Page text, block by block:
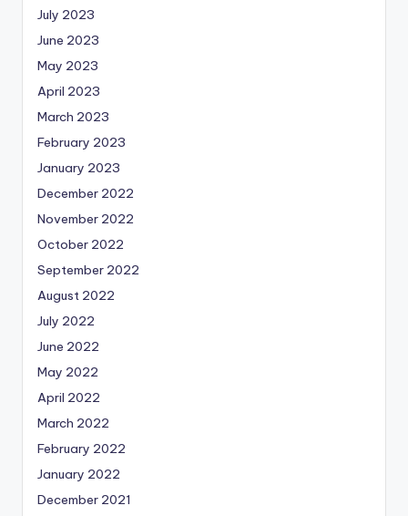
July 2023
June 2023
May 2023
April 2023
March 2023
February 2023
January 2023
December 2022
November 2022
October 2022
September 2022
August 2022
July 2022
June 2022
May 2022
April 2022
March 2022
February 2022
January 2022
December 2021